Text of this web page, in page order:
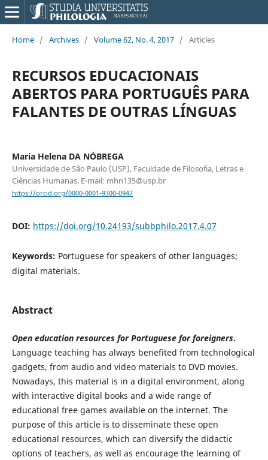
Home / Archives / Volume 62, No. 4, 2017 / Articles
RECURSOS EDUCACIONAIS
ABERTOS PARA PORTUGUÊS PARA
FALANTES DE OUTRAS LÍNGUAS
Maria Helena DA NÓBREGA
Universidade de São Paulo (USP), Faculdade de Filosofia, Letras e
Ciências Humanas. E-mail: mhn135@usp.br
https://orcid.org/0000-0001-9300-0947
DOI: https://doi.org/10.24193/subbphilo.2017.4.07
Keywords: Portuguese for speakers of other languages;
digital materials.
Abstract
Open education resources for Portuguese for foreigners.
Language teaching has always benefited from technological
gadgets, from audio and video materials to DVD movies.
Nowadays, this material is in a digital environment, along
with interactive digital books and a wide range of
educational free games available on the internet. The
purpose of this article is to disseminate these open
educational resources, which can diversify the didactic
options of teachers, as well as encourage the learning of